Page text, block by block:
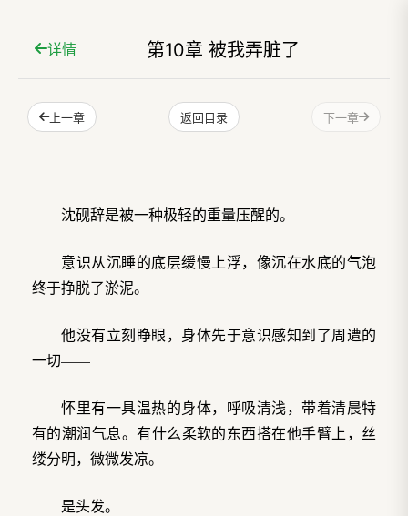
详情 第10章 被我弄脏了
上一章 返回目录 下一章
沈砚辞是被一种极轻的重量压醒的。
意识从沉睡的底层缓慢上浮，像沉在水底的气泡
终于挣脱了淤泥。
他没有立刻睁眼，身体先于意识感知到了周遭的
一切——
怀里有一具温热的身体，呼吸清浅，带着清晨特
有的潮润气息。有什么柔软的东西搭在他手臂上，丝
缕分明，微微发凉。
是头发。